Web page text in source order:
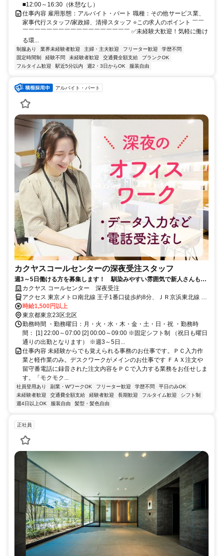
■12:00～16:30（休憩なし）
仕事内容 雇用形態：アルバイト・パート 職種：その他サービス業、
家事代行スタッフ/家政婦、清掃スタッフ ⭐この求⼈のポイント ￣￣
￣￣￣￣￣￣￣￣￣￣￣￣￣￣￣￣￣￣ ✅未経験大歓迎！気軽に働け
る環...
制服あり 業界未経験者歓迎 主婦・主夫歓迎 フリーター歓迎
学歴不問
固定時間制
経験不問 未経験者歓迎 交通費全額支給
ブランクOK
フルタイム歓迎
駅近5分以内 週2・3日からOK 服装自由
アルバイト・パート
カクヤスコールセンターの深夜受注スタッフ
週3～5日働ける方を募集します！ 馴染みやすい雰囲気で新人さんも心
配はいりません♪
カクヤス コールセンター 深夜受注
アクセス 東京メトロ南北線 王子1番口徒歩約8分、ＪＲ京浜東北線 王
子1番口徒歩約8分、都電荒川線 王子駅前北口(東)徒歩約8分 ※マイカ
ー（車・バイク）通勤不可
時給1,500円以上
東京都東京23区北区
勤務時間 ・勤務曜日：月・火・水・木・金・土・日・祝 ・勤務時
間： [1] 22:00～07:00 [2] 00:00～09:00 ※固定シフト制 （祝日も曜日
通りの出勤となります） ※週3～5日...
仕事内容 未経験からでも覚えられる事務のお仕事です。ＰＣ入力作
業と軽作業のみ。デスクワークがメインのお仕事です ＦＡＸ注文や
留守番電話に録音された注文内容をＰＣで入力する業務をお任せしま
す。「モクモク...
社員登用あり 副業・WワークOK フリーター歓迎 学歴不問
平日のみOK
未経験者歓迎
交通費全額支給 経験者歓迎 長期歓迎 フルタイム歓迎
シフト制
週4日以上OK
服装自由 髪型・髪色自由
正社員